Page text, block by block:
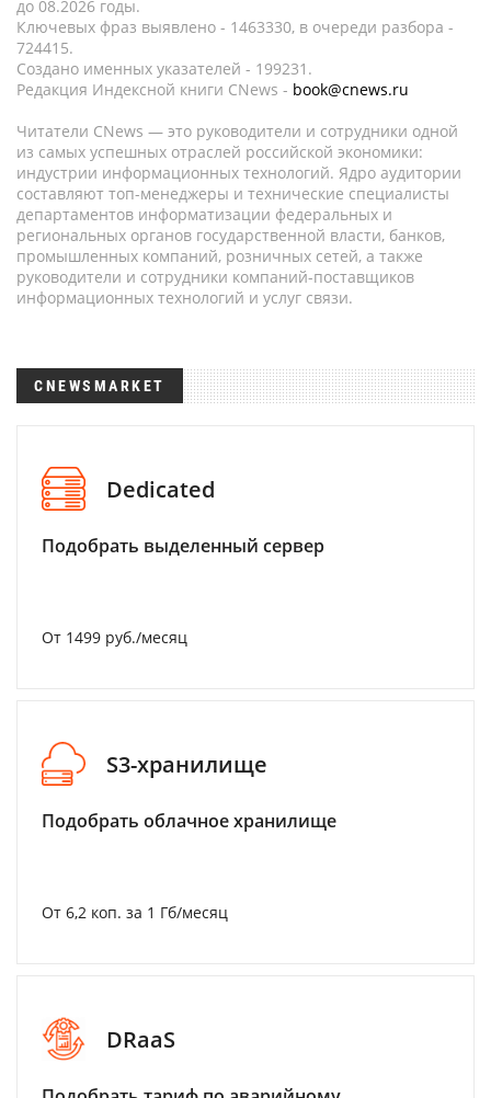
до 08.2026 годы.
Ключевых фраз выявлено - 1463330, в очереди разбора -
724415.
Создано именных указателей - 199231.
Редакция Индексной книги CNews - book@cnews.ru
Читатели CNews — это руководители и сотрудники одной
из самых успешных отраслей российской экономики:
индустрии информационных технологий. Ядро аудитории
составляют топ-менеджеры и технические специалисты
департаментов информатизации федеральных и
региональных органов государственной власти, банков,
промышленных компаний, розничных сетей, а также
руководители и сотрудники компаний-поставщиков
информационных технологий и услуг связи.
CNEWSMARKET
Dedicated
Подобрать выделенный сервер
От 1499 руб./месяц
S3-хранилище
Подобрать облачное хранилище
От 6,2 коп. за 1 Гб/месяц
DRaaS